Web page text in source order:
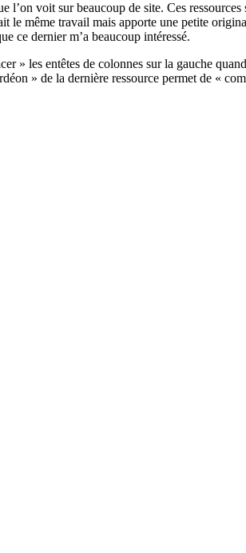
voit sur beaucoup de site. Ces ressources
le même travail mais apporte une petite
ce dernier m’a beaucoup intéressé.
» les entêtes de colonnes sur la gauche
» de la dernière ressource permet de «